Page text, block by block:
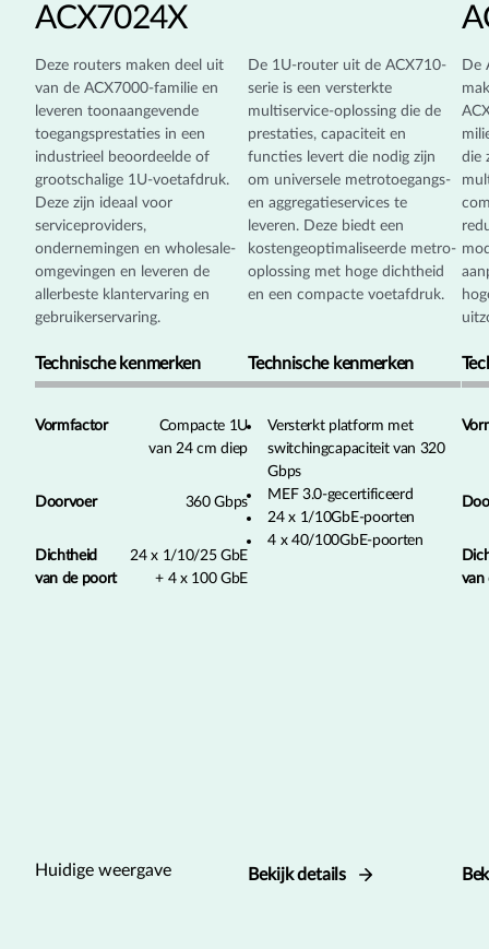
ACX7024X
Deze routers maken deel uit
van de ACX7000-familie en
leveren toonaangevende
toegangsprestaties in een
industrieel beoordeelde of
grootschalige 1U-voetafdruk.
Deze zijn ideaal voor
serviceproviders,
ondernemingen en wholesale-
omgevingen en leveren de
allerbeste klantervaring en
gebruikerservaring.
Technische kenmerken
Vormfactor
Compacte 1U
van 24 cm diep
Doorvoer 360 Gbps
Dichtheid
van de poort
24 x 1/10/25 GbE
+ 4 x 100 GbE
Huidige weergave
De 1U-router uit de ACX710-
serie is een versterkte
multiservice-oplossing die de
prestaties, capaciteit en
functies levert die nodig zijn
om universele metrotoegangs-
en aggregatieservices te
leveren. Deze biedt een
kostengeoptimaliseerde metro-
oplossing met hoge dichtheid
en een compacte voetafdruk.
Technische kenmerken
Versterkt platform met
switchingcapaciteit van 320
Gbps
MEF 3.0-gecertificeerd
24 x 1/10GbE-poorten
4 x 40/100GbE-poorten
Bekijk details
De
die
van